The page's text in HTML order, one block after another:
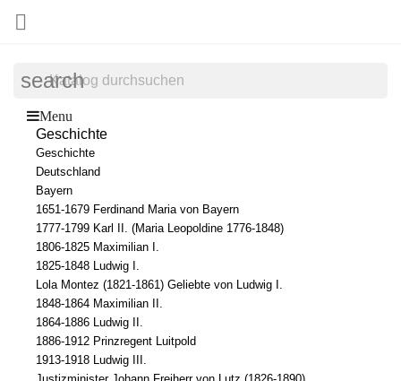

search
Menu
Geschichte
Geschichte
Deutschland
Bayern
1651-1679 Ferdinand Maria von Bayern
1777-1799 Karl II. (Maria Leopoldine 1776-1848)
1806-1825 Maximilian I.
1825-1848 Ludwig I.
Lola Montez (1821-1861) Geliebte von Ludwig I.
1848-1864 Maximilian II.
1864-1886 Ludwig II.
1886-1912 Prinzregent Luitpold
1913-1918 Ludwig III.